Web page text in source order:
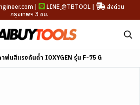
| LINE @TBTOOL |
ส่งด่วน
กรุงเทพฯ 3 ชม.
าพ่นสีแรงดันต่ำ IOXYGEN รุ่น F-75 G